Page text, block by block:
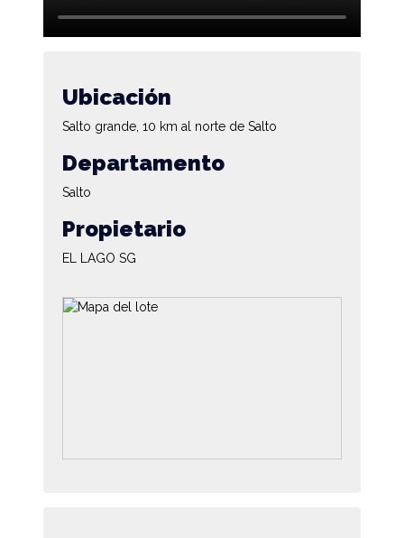
Ubicación
Salto grande, 10 km al norte de Salto
Departamento
Salto
Propietario
EL LAGO SG